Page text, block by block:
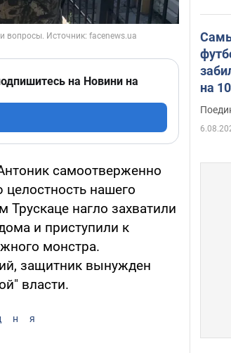
на Новини на
самоотверженно
нашего
Трускаце нагло захватили
и приступили к
монстра.
защитник вынужден
власти.
на